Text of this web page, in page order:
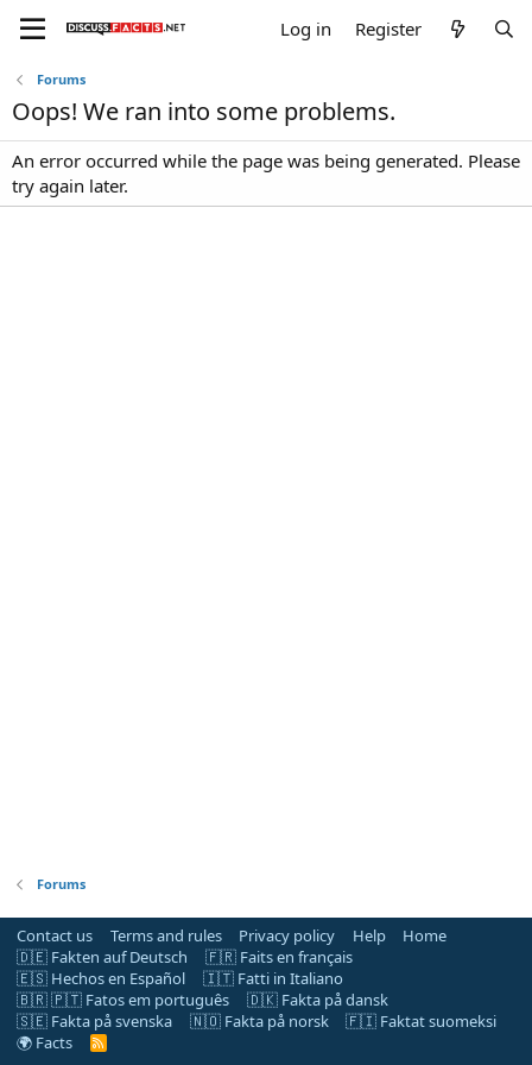
Log in Register
Forums
Oops! We ran into some problems.
An error occurred while the page was being generated. Please
try again later.
Forums
Contact us Terms and rules Privacy policy Help
Home
🇩🇪 Fakten auf Deutsch
🇫🇷 Faits en français
🇪🇸 Hechos en Español
🇮🇹 Fatti in Italiano
🇧🇷 🇵🇹 Fatos em português
🇩🇰 Fakta på dansk
🇸🇪 Fakta på svenska
🇳🇴 Fakta på norsk
🇫🇮 Faktat suomeksi
🌍 Facts
R